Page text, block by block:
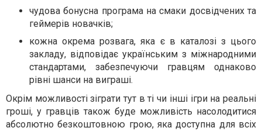
чудова бонусна програма на смаки досвідчених та
геймерів новачків;
кожна окрема розвага, яка є в каталозі з цього
закладу, відповідає українським з міжнародними
стандартами, забезпечуючи гравцям однаково
рівні шанси на виграші.
Окрім можливості зіграти тут в ті чи інші ігри на реальні
гроші, у гравців також буде можливість насолодитися
абсолютно безкоштовною грою, яка доступна для всіх